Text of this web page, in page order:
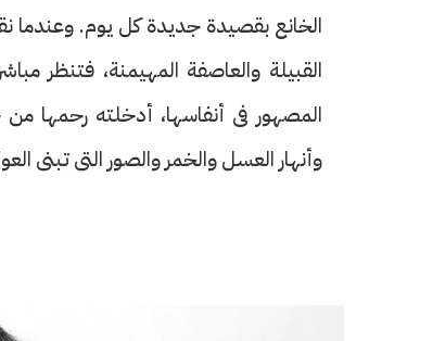
الخانع بقصيدة جديدة كل يوم. وعندما
القبيلة والعاصفة المهيمنة، فتنظر
المصهور فى أنفاسها، أدخلته رحمها
وأنهار العسل والخمر والصور التى تبنى